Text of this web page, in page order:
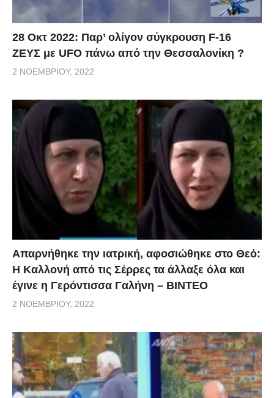
28 Οκτ 2022: Παρ’ ολίγον σύγκρουση F-16
ΖΕΥΣ με UFO πάνω από την Θεσσαλονίκη ?
2 ΝΟΕΜΒΡΊΟΥ, 2022
Απαρνήθηκε την ιατρική, αφοσιώθηκε στο Θεό:
Η Καλλονή από τις Σέρρες τα άλλαξε όλα και
έγινε η Γερόντισσα Γαλήνη – ΒΙΝΤΕΟ
2 ΝΟΕΜΒΡΊΟΥ, 2022